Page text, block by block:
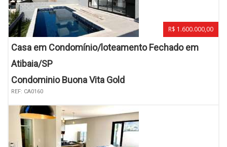
R$ 1.600.000,00
Casa em Condomínio/loteamento Fechado em
Atibaia/SP
Condominio Buona Vita Gold
REF: CA0160